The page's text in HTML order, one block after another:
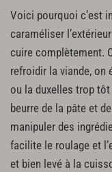
Voici pourquoi c’est
caraméliser
cuire complètement.
refroidir la viande, on
ou la duxelles trop
beurre de la pâte et
manipuler des
facilite le roulage et
et bien levé à la